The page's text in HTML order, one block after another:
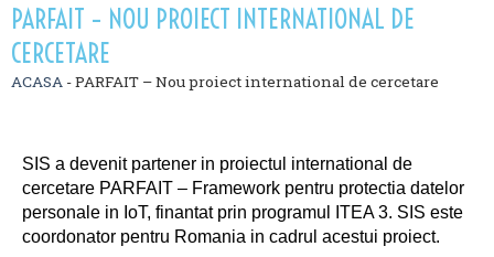
PARFAIT – NOU PROIECT INTERNATIONAL DE
CERCETARE
ACASA -PARFAIT – Nou proiect international de cercetare
SIS a devenit partener in proiectul international de
cercetare PARFAIT – Framework pentru protectia datelor
personale in IoT, finantat prin programul ITEA 3. SIS este
coordonator pentru Romania in cadrul acestui proiect.